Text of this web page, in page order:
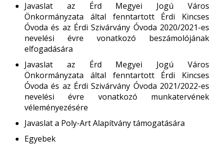
Javaslat az Érd Megyei Jogú Város
Önkormányzata által fenntartott Érdi Kincses
Óvoda és az Érdi Szivárvány Óvoda 2020/2021-es
nevelési évre vonatkozó beszámolójának
elfogadására
Javaslat az Érd Megyei Jogú Város
Önkormányzata által fenntartott Érdi Kincses
Óvoda és az Érdi Szivárvány Óvoda 2021/2022-es
nevelési évre vonatkozó munkatervének
véleményezésére
Javaslat a Poly-Art Alapítvány támogatására
Egyebek